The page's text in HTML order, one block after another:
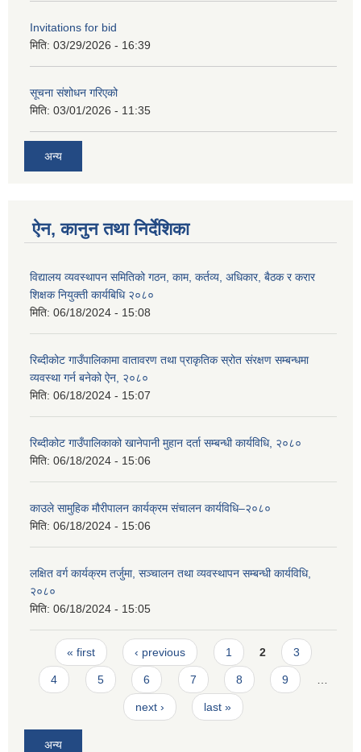
Invitations for bid
मिति: 03/29/2026 - 16:39
सूचना संशोधन गरिएको
मिति: 03/01/2026 - 11:35
अन्य
ऐन, कानुन तथा निर्देशिका
विद्यालय व्यवस्थापन समितिको गठन, काम, कर्तव्य, अधिकार, बैठक र करार
शिक्षक नियुक्ती कार्यबिधि २०८०
मिति: 06/18/2024 - 15:08
रिब्दीकोट गाउँपालिकामा वातावरण तथा प्राकृतिक स्रोत संरक्षण सम्बन्धमा
व्यवस्था गर्न बनेको ऐन, २०८०
मिति: 06/18/2024 - 15:07
रिब्दीकोट गाउँपालिकाको खानेपानी मुहान दर्ता सम्बन्धी कार्यविधि, २०८०
मिति: 06/18/2024 - 15:06
काउले सामुहिक मौरीपालन कार्यक्रम संचालन कार्यविधि–२०८०
मिति: 06/18/2024 - 15:06
लक्षित वर्ग कार्यक्रम तर्जुमा, सञ्चालन तथा व्यवस्थापन सम्बन्धी कार्यविधि,
२०८०
मिति: 06/18/2024 - 15:05
Pages
« first ‹ previous 1 2 3
4 5 6 7 8 9 …
next › last »
अन्य